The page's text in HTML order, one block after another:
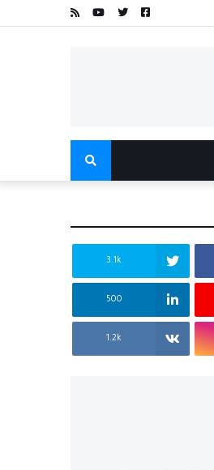
3.1k
500
1.2k